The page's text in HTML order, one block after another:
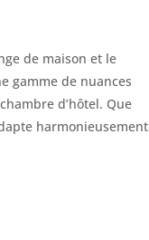
de maison et le
gamme de nuances
d’hôtel. Que
harmonieusement